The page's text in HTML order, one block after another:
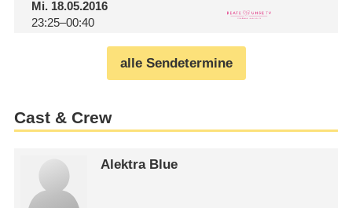
Mi.18.05.2016
23:25–00:40
alle Sendetermine
Cast & Crew
Alektra Blue